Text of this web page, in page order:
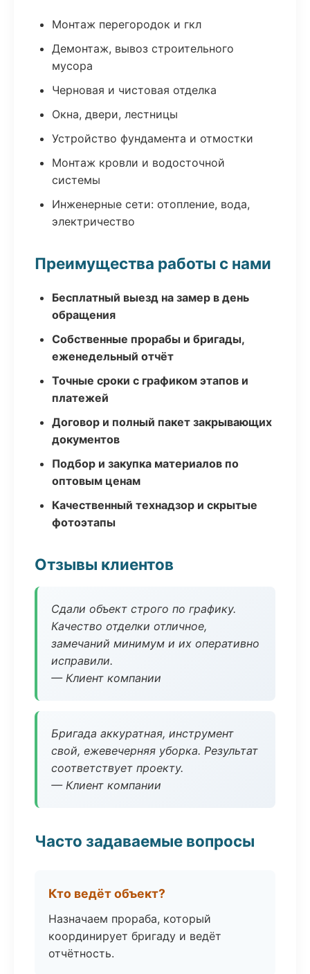
Монтаж перегородок и гкл
Демонтаж, вывоз строительного
мусора
Черновая и чистовая отделка
Окна, двери, лестницы
Устройство фундамента и отмостки
Монтаж кровли и водосточной
системы
Инженерные сети: отопление, вода,
электричество
Преимущества работы с нами
Бесплатный выезд на замер в день
обращения
Собственные прорабы и бригады,
еженедельный отчёт
Точные сроки с графиком этапов и
платежей
Договор и полный пакет закрывающих
документов
Подбор и закупка материалов по
оптовым ценам
Качественный технадзор и скрытые
фотоэтапы
Отзывы клиентов
Сдали объект строго по графику.
Качество отделки отличное,
замечаний минимум и их оперативно
исправили.
— Клиент компании
Бригада аккуратная, инструмент
свой, ежевечерняя уборка. Результат
соответствует проекту.
— Клиент компании
Часто задаваемые вопросы
Кто ведёт объект?
Назначаем прораба, который
координирует бригаду и ведёт
отчётность.